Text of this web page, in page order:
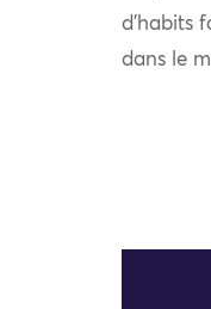
d’habits
dans le